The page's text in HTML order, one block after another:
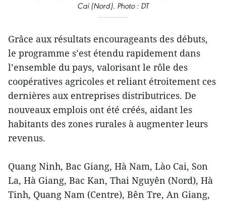
Cai (Nord). Photo : DT
Grâce aux résultats encourageants des débuts,
le programme s’est étendu rapidement dans
l’ensemble du pays, valorisant le rôle des
coopératives agricoles et reliant étroitement ces
dernières aux entreprises distributrices. De
nouveaux emplois ont été créés, aidant les
habitants des zones rurales à augmenter leurs
revenus.
Quang Ninh, Bac Giang, Hà Nam, Lào Cai, Son
La, Hà Giang, Bac Kan, Thai Nguyên (Nord), Hà
Tinh, Quang Nam (Centre), Bên Tre, An Giang,